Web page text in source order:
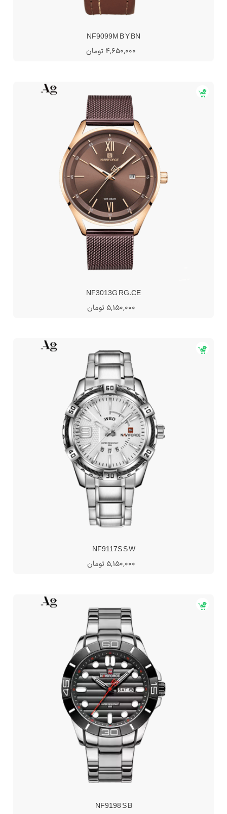
NF9099M B Y BN
4,650,000 تومان
NF3013G RG.CE
5,150,000 تومان
NF9117S S W
5,150,000 تومان
NF9198 S B